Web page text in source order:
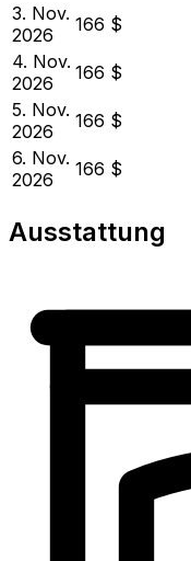
3. Nov.
2026
166 $
4. Nov.
2026
166 $
5. Nov.
2026
166 $
6. Nov.
2026
166 $
Ausstattung